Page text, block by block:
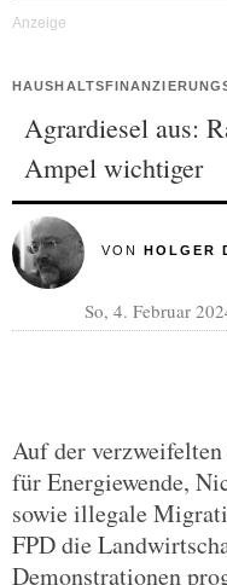
Agrardiesel aus:
Ampel wichtiger
VON HOLGER
So, 4. Februar
Auf der
für Energiewende,
sowie illegale
FPD die
Demonstrationen